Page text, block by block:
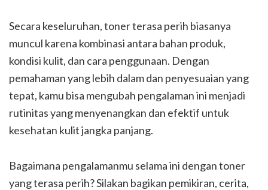
Secara keseluruhan, toner terasa perih biasanya
muncul karena kombinasi antara bahan produk,
kondisi kulit, dan cara penggunaan. Dengan
pemahaman yang lebih dalam dan penyesuaian yang
tepat, kamu bisa mengubah pengalaman ini menjadi
rutinitas yang menyenangkan dan efektif untuk
kesehatan kulit jangka panjang.
Bagaimana pengalamanmu selama ini dengan toner
yang terasa perih? Silakan bagikan pemikiran, cerita,